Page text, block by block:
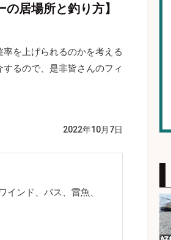
居場所と釣り方】
を上げられるのかを考える
るので、是非皆さんのフィ
2022年10月7日
ンド、バス、雷魚、